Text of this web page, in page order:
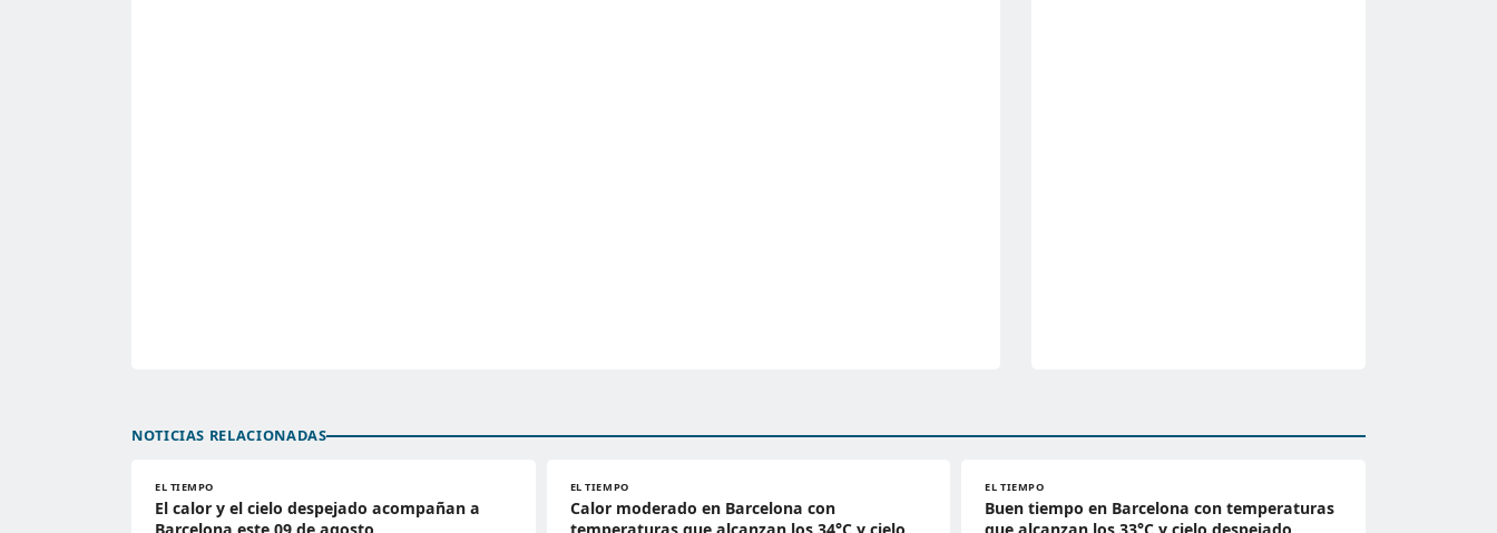
NOTICIAS RELACIONADAS
EL TIEMPO
El calor y el cielo despejado acompañan a
EL TIEMPO
Calor moderado en Barcelona con
EL TIEMPO
Buen tiempo en Barcelona con temperaturas